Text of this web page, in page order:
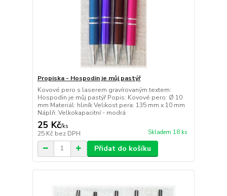
Propiska - Hospodin je můj pastýř
Kovové pero s laserem gravírovaným textem:
Hospodin je můj pastýř Popis: Kovové pero: Ø 10
mm Materiál: hliník Velikost pera: 135 mm x 10 mm
Náplň: Velkokapacitní - modrá
25 Kč/ks
25 Kč bez DPH Skladem 18 ks
Přidat do košíku